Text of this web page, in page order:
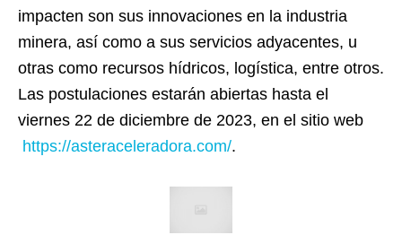
impacten son sus innovaciones en la industria
minera, así como a sus servicios adyacentes, u
otras como recursos hídricos, logística, entre otros.
Las postulaciones estarán abiertas hasta el
viernes 22 de diciembre de 2023, en el sitio web
https://asteraceleradora.com/.